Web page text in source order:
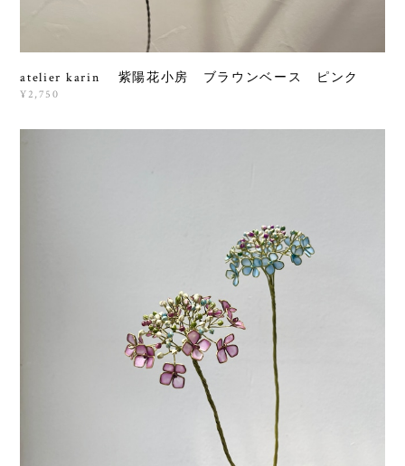
atelier karin 紫陽花小房 ブラウンベース ピンク
¥2,750